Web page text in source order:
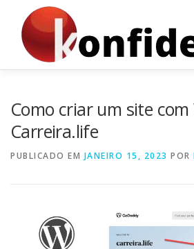
conteúdo
Como criar um site com
Carreira.life
PUBLICADO EM JANEIRO 15, 2023 POR